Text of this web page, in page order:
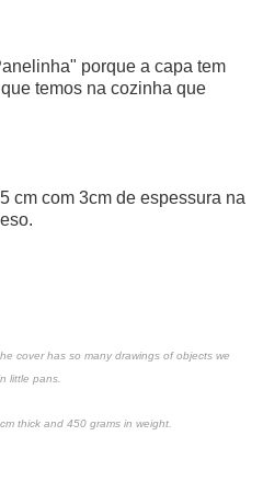
porque a capa tem
temos na cozinha que
cm com 3cm de espessura na
cover has so many drawings of objects we
little pans.
thick and 450 grams in weight.